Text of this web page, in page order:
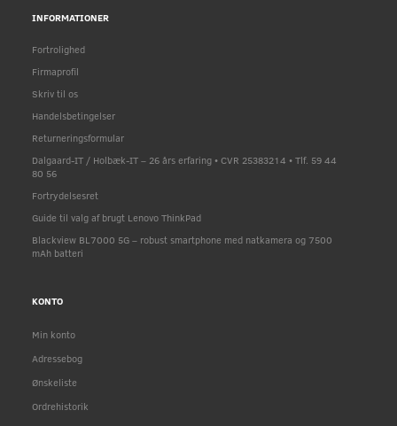
INFORMATIONER
Fortrolighed
Firmaprofil
Skriv til os
Handelsbetingelser
Returneringsformular
Dalgaard-IT / Holbæk-IT – 26 års erfaring • CVR 25383214 • Tlf. 59 44
80 56
Fortrydelsesret
Guide til valg af brugt Lenovo ThinkPad
Blackview BL7000 5G – robust smartphone med natkamera og 7500
mAh batteri
KONTO
Min konto
Adressebog
Ønskeliste
Ordrehistorik